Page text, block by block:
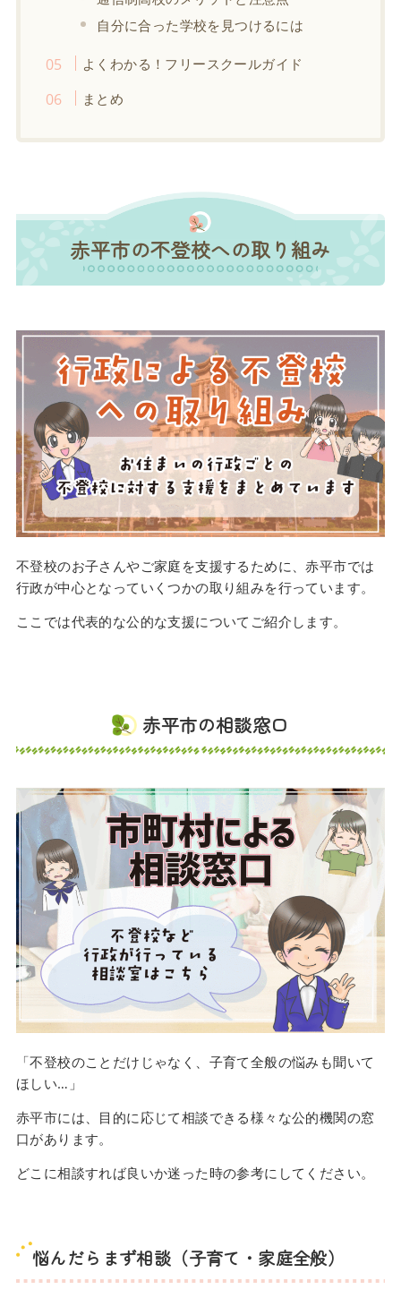
自分に合った学校を見つけるには
よくわかる！フリースクールガイド
まとめ
赤平市の不登校への取り組み
不登校のお子さんやご家庭を支援するために、赤平市では
行政が中心となっていくつかの取り組みを行っています。
ここでは代表的な公的な支援についてご紹介します。
赤平市の相談窓口
「不登校のことだけじゃなく、子育て全般の悩みも聞いて
ほしい…」
赤平市には、目的に応じて相談できる様々な公的機関の窓
口があります。
どこに相談すれば良いか迷った時の参考にしてください。
悩んだらまず相談（子育て・家庭全般）